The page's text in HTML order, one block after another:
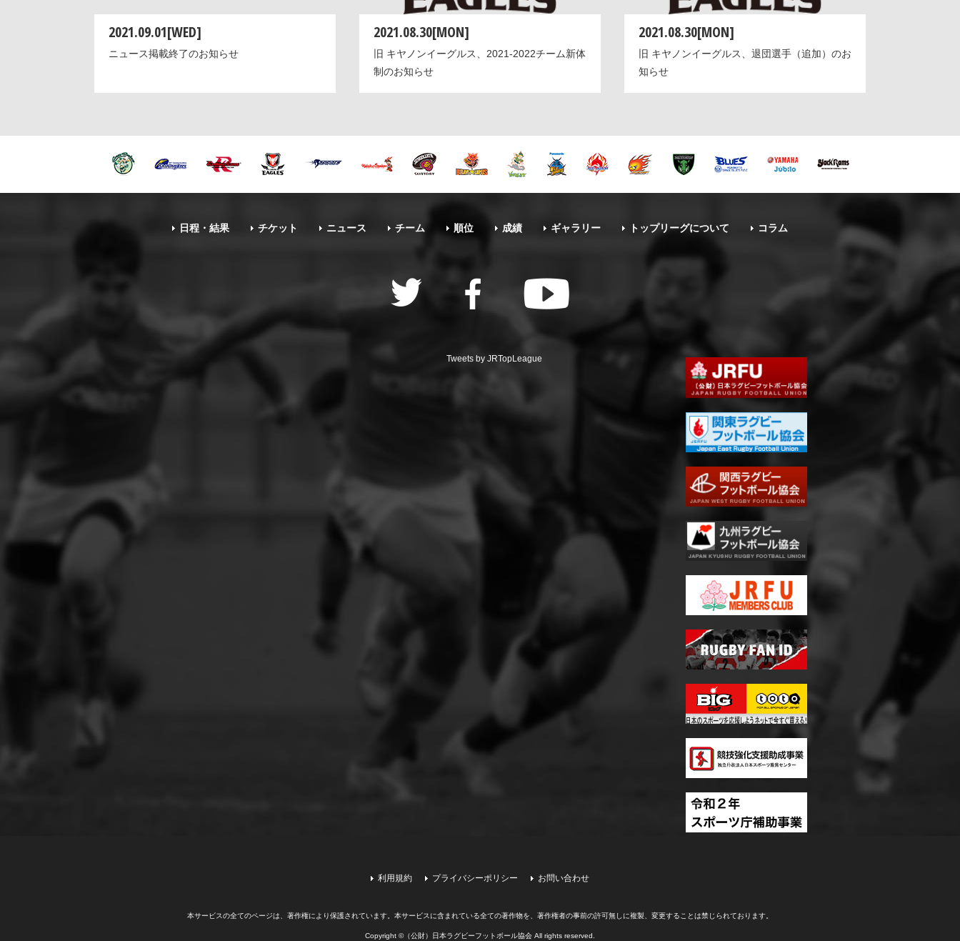
2021.09.01[WED]
ニュース掲載終了のお知らせ
2021.08.30[MON]
旧 キヤノンイーグルス、2021-2022チーム新体
制のお知らせ
2021.08.30[MON]
旧 キヤノンイーグルス、退団選手（追加）のお
知らせ
日程・結果 チケット ニュース チーム 順位 成績 ギャラリー トップリーグについて コラム
Tweets by JRTopLeague
利用規約 プライバシーポリシー お問い合わせ
本サービスの全てのページは、著作権により保護されています。 本サービスに含まれている全ての著作物を、著作権者の事前の許可無しに複製、変更することは禁じられております。
Copyright ©（公財）日本ラグビーフットボール協会 All rights reserved.